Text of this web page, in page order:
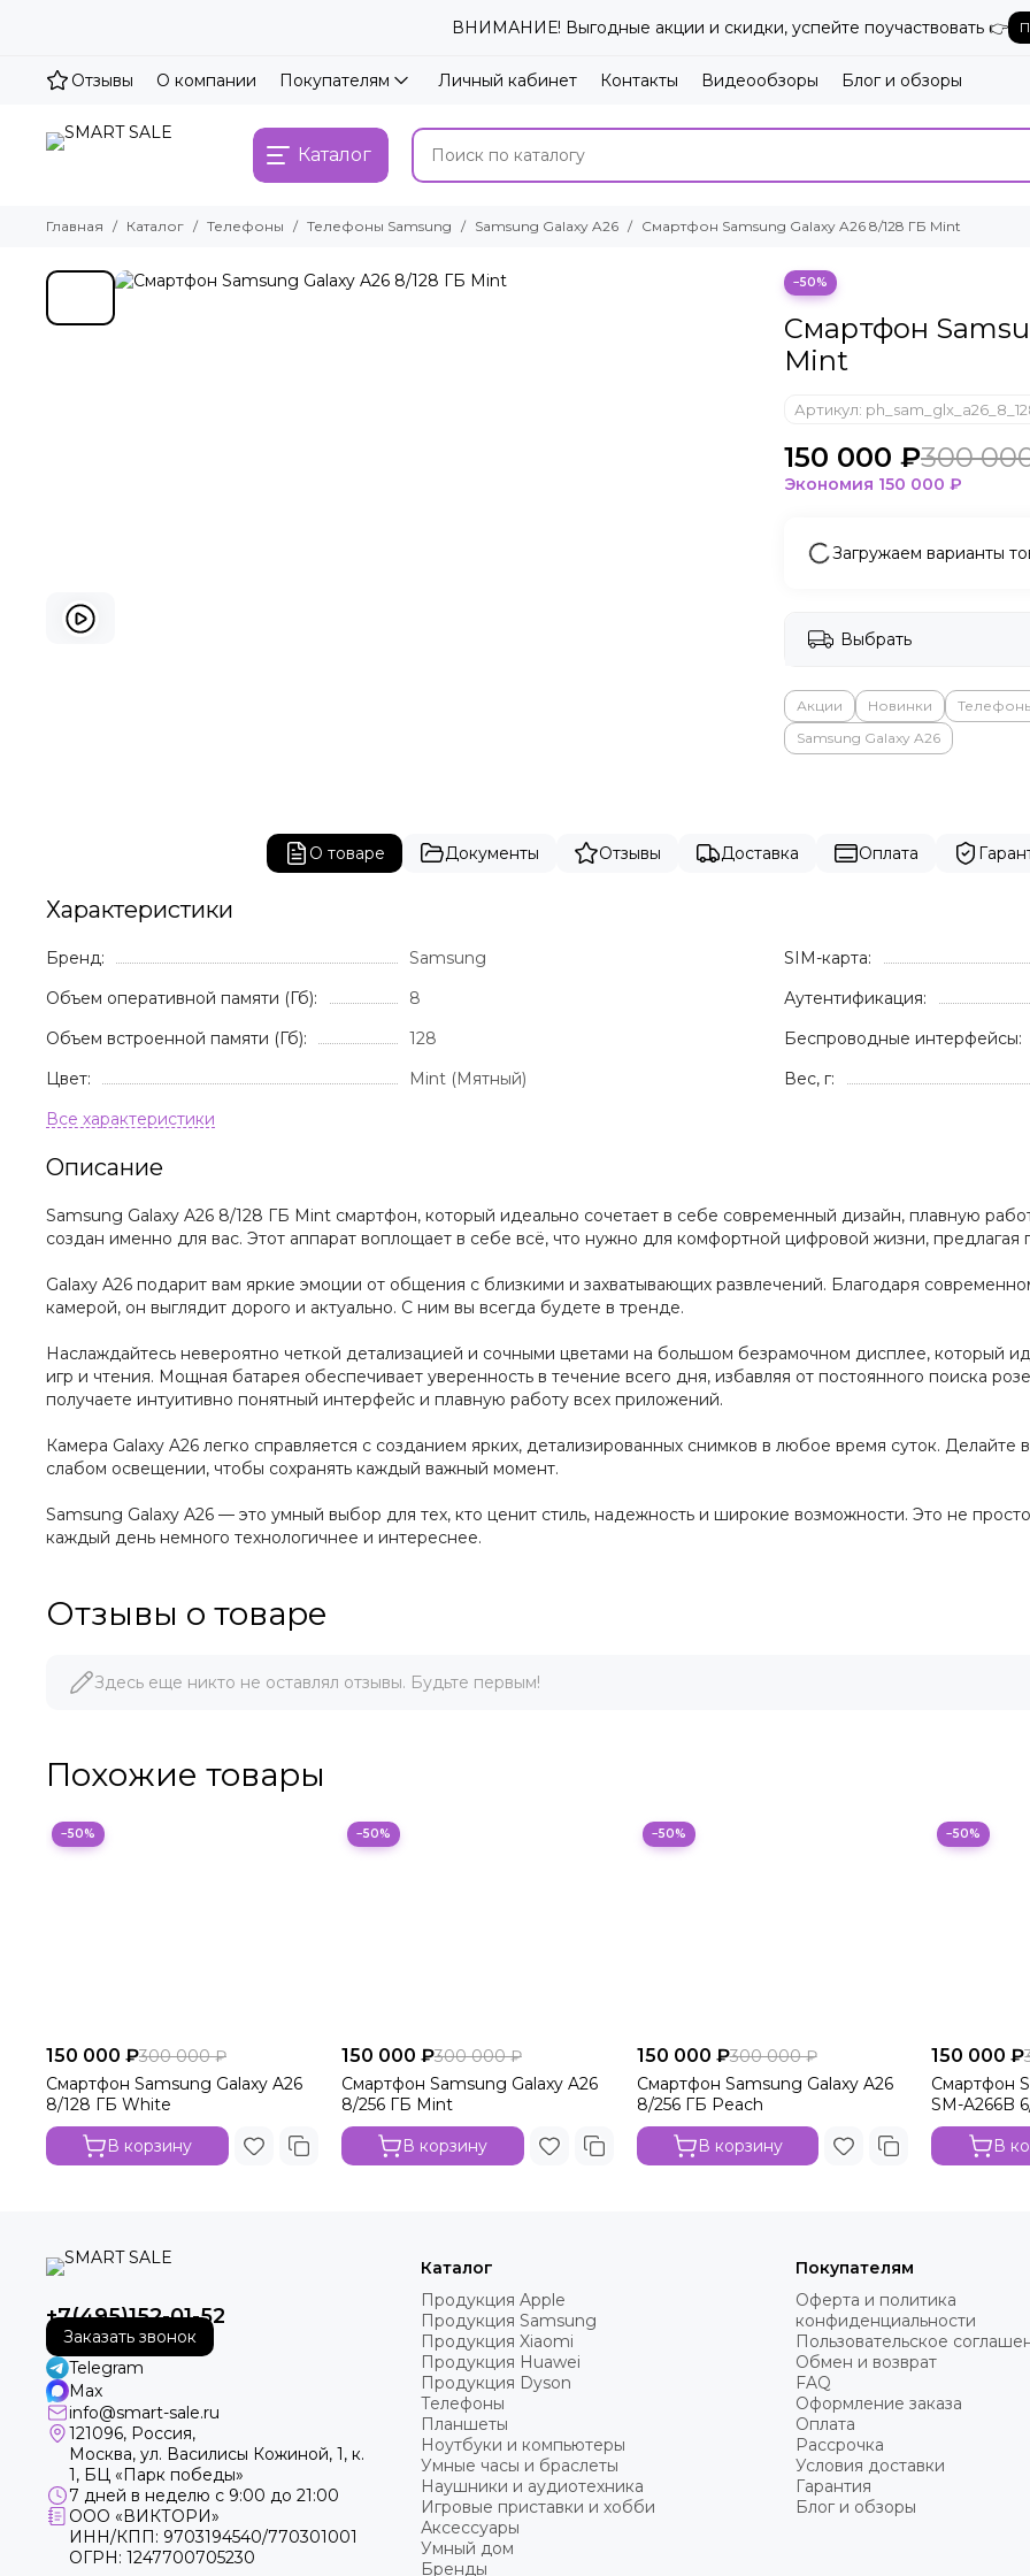
ВНИМАНИЕ! Выгодные акции и скидки, успейте поучаствовать 👉
Отзывы О компании Покупателям Личный кабинет Контакты Видеообзоры Блог и обзоры
Каталог
Главная Каталог Телефоны Телефоны Samsung Samsung Galaxy A26 Смартфон Samsung Galaxy A26 8/128 ГБ Mint
−50%
Смартфон
Mint
Артикул:
150 000 ₽300
Экономия 150 000 ₽
Загружаем варианты
Выбрать
Акции Новинки
Samsung Galaxy A26
О товаре Документы Отзывы Доставка Оплата
Характеристики
Бренд:
Samsung
Объем оперативной памяти (Гб):
8
Объем встроенной памяти (Гб):
128
Цвет:
Mint (Мятный)
SIM-карта:
Аутентификация:
Беспроводные интерфейсы:
Вес, г:
Описание
Samsung Galaxy A26 8/128 ГБ Mint смартфон, который идеально сочетает в себе современный дизайн, плавную
создан именно для вас. Этот аппарат воплощает в себе всё, что нужно для комфортной цифровой жизни,
Galaxy A26 подарит вам яркие эмоции от общения с близкими и захватывающих развлечений. Благодаря
камерой, он выглядит дорого и актуально. С ним вы всегда будете в тренде.
Наслаждайтесь невероятно четкой детализацией и сочными цветами на большом безрамочном дисплее, который
игр и чтения. Мощная батарея обеспечивает уверенность в течение всего дня, избавляя от постоянного поиска
получаете интуитивно понятный интерфейс и плавную работу всех приложений.
Камера Galaxy A26 легко справляется с созданием ярких, детализированных снимков в любое время суток.
слабом освещении, чтобы сохранять каждый важный момент.
Samsung Galaxy A26 — это умный выбор для тех, кто ценит стиль, надежность и широкие возможности. Это не
каждый день немного технологичнее и интереснее.
Отзывы о товаре
Здесь еще никто не оставлял отзывы. Будьте первым!
Похожие товары
−50%
150 000 ₽300 000 ₽
Смартфон Samsung Galaxy A26
8/128 ГБ White
В корзину
−50%
150 000 ₽300 000 ₽
Смартфон Samsung Galaxy A26
8/256 ГБ Mint
В корзину
−50%
150 000 ₽300 000 ₽
Смартфон Samsung Galaxy A26
8/256 ГБ Peach
В корзину
−50%
150 000 ₽
Смартфон
SM-A266B
В
+7(495)152-01-52
Заказать звонок
Telegram
Max
info@smart-sale.ru
121096, Россия,
Москва, ул. Василисы Кожиной, 1, к.
1, БЦ «Парк победы»
7 дней в неделю с 9:00 до 21:00
ООО «ВИКТОРИ»
ИНН/КПП: 9703194540/770301001
ОГРН: 1247700705230
Каталог
Продукция Apple
Продукция Samsung
Продукция Xiaomi
Продукция Huawei
Продукция Dyson
Телефоны
Планшеты
Ноутбуки и компьютеры
Умные часы и браслеты
Наушники и аудиотехника
Игровые приставки и хобби
Аксессуары
Умный дом
Бренды
Покупателям
Оферта и политика
конфиденциальности
Пользовательское
Обмен и возврат
FAQ
Оформление заказа
Оплата
Рассрочка
Условия доставки
Гарантия
Блог и обзоры